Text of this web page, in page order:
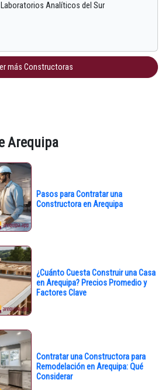
Laboratorios Analíticos del Sur
más Constructoras
Arequipa
Pasos para Contratar una
Constructora en Arequipa
¿Cuánto Cuesta Construir una Casa
en Arequipa? Precios Promedio y
Factores Clave
Contratar una Constructora para
Remodelación en Arequipa: Qué
Considerar